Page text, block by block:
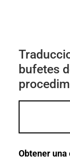
bufetes
Obtener